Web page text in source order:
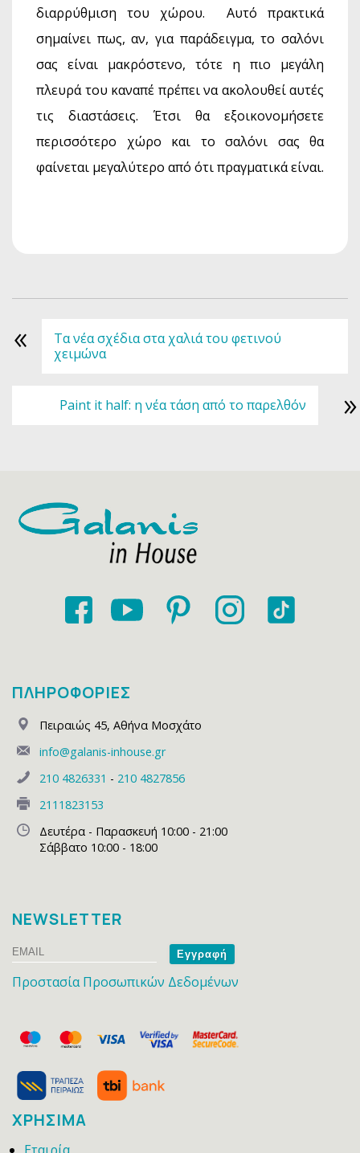
διαρρύθμιση του χώρου. Αυτό πρακτικά
σημαίνει πως, αν, για παράδειγμα, το σαλόνι
σας είναι μακρόστενο, τότε η πιο μεγάλη
πλευρά του καναπέ πρέπει να ακολουθεί αυτές
τις διαστάσεις. Έτσι θα εξοικονομήσετε
περισσότερο χώρο και το σαλόνι σας θα
φαίνεται μεγαλύτερο από ότι πραγματικά είναι.
«
Τα νέα σχέδια στα χαλιά του φετινού
χειμώνα
Paint it half: η νέα τάση από το παρελθόν »
ΠΛΗΡΟΦΟΡΙΕΣ
Πειραιώς 45, Αθήνα Μοσχάτο
info@galanis-inhouse.gr
210 4826331 - 210 4827856
2111823153
Δευτέρα - Παρασκευή 10:00 - 21:00
Σάββατο 10:00 - 18:00
NEWSLETTER
Email
Name
Προστασία Προσωπικών Δεδομένων
ΧΡΗΣΙΜΑ